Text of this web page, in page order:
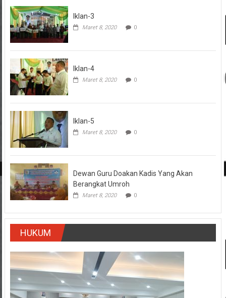
Iklan-3
Maret 8, 2020 0
Iklan-4
Maret 8, 2020 0
Iklan-5
Maret 8, 2020 0
Dewan Guru Doakan Kadis Yang Akan
Berangkat Umroh
Maret 8, 2020 0
HUKUM